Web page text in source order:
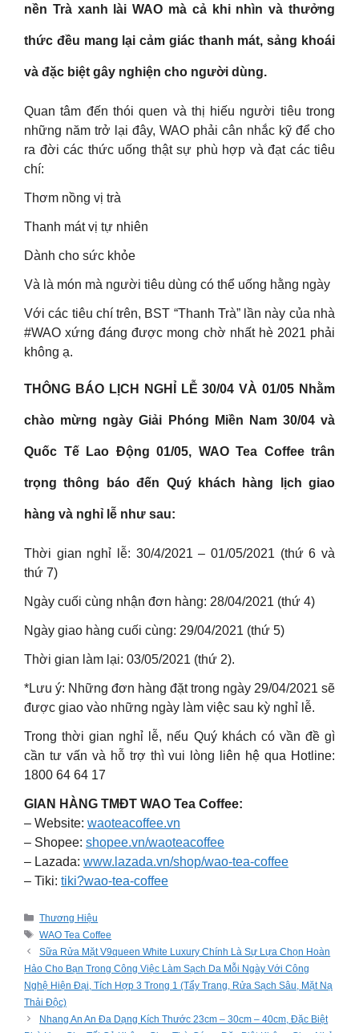
nền Trà xanh lài WAO mà cả khi nhìn và thưởng
thức đều mang lại cảm giác thanh mát, sảng khoái
và đặc biệt gây nghiện cho người dùng.
Quan tâm đến thói quen và thị hiếu người tiêu trong
những năm trở lại đây, WAO phải cân nhắc kỹ để cho
ra đời các thức uống thật sự phù hợp và đạt các tiêu
chí:
Thơm nồng vị trà
Thanh mát vị tự nhiên
Dành cho sức khỏe
Và là món mà người tiêu dùng có thể uống hằng ngày
Với các tiêu chí trên, BST “Thanh Trà” lần này của nhà
#WAO xứng đáng được mong chờ nhất hè 2021 phải
không ạ.
THÔNG BÁO LỊCH NGHỈ LỄ 30/04 VÀ 01/05 Nhằm
chào mừng ngày Giải Phóng Miền Nam 30/04 và
Quốc Tế Lao Động 01/05, WAO Tea Coffee trân
trọng thông báo đến Quý khách hàng lịch giao
hàng và nghỉ lễ như sau:
Thời gian nghỉ lễ: 30/4/2021 – 01/05/2021 (thứ 6 và
thứ 7)
Ngày cuối cùng nhận đơn hàng: 28/04/2021 (thứ 4)
Ngày giao hàng cuối cùng: 29/04/2021 (thứ 5)
Thời gian làm lại: 03/05/2021 (thứ 2).
*Lưu ý: Những đơn hàng đặt trong ngày 29/04/2021 sẽ
được giao vào những ngày làm việc sau kỳ nghỉ lễ.
Trong thời gian nghỉ lễ, nếu Quý khách có vần đề gì
cần tư vấn và hỗ trợ thì vui lòng liên hệ qua Hotline:
1800 64 64 17
GIAN HÀNG TMĐT WAO Tea Coffee:
– Website: waoteacoffee.vn
– Shopee: shopee.vn/waoteacoffee
– Lazada: www.lazada.vn/shop/wao-tea-coffee
– Tiki: tiki?wao-tea-coffee
Categories
Thương Hiệu
Tags
WAO Tea Coffee
Sữa Rửa Mặt V9queen White Luxury Chính Là Sự Lựa Chọn Hoàn
Hảo Cho Bạn Trong Công Việc Làm Sạch Da Mỗi Ngày Với Công
Nghệ Hiện Đại, Tích Hợp 3 Trong 1 (Tẩy Trang, Rửa Sạch Sâu, Mặt Nạ
Thải Độc)
Nhang An An Đa Dạng Kích Thước 23cm – 30cm – 40cm, Đặc Biệt